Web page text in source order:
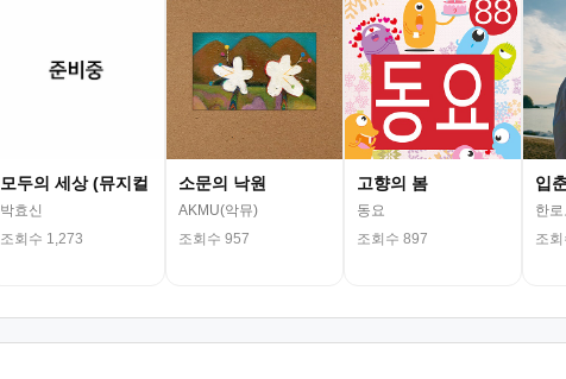
모두의 세상 (뮤지컬
박효신
조회수 1,273
소문의 낙원
AKMU(악뮤)
조회수 957
고향의 봄
동요
조회수 897
입
한
조